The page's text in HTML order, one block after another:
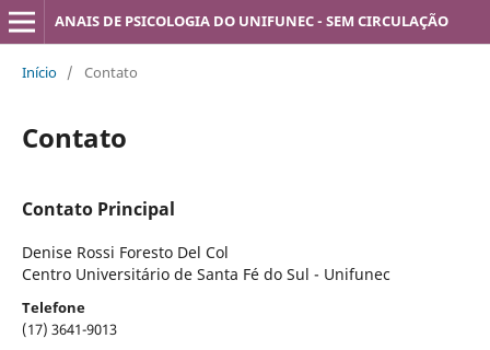
ANAIS DE PSICOLOGIA DO UNIFUNEC - SEM CIRCULAÇÃO
Início / Contato
Contato
Contato Principal
Denise Rossi Foresto Del Col
Centro Universitário de Santa Fé do Sul - Unifunec
Telefone
(17) 3641-9013